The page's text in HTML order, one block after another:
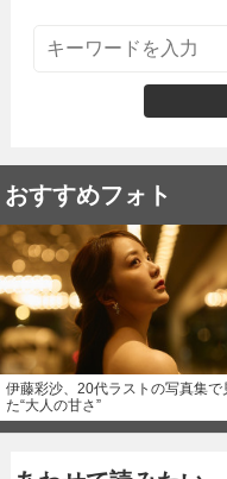
おすすめフォト
伊藤彩沙、20代ラストの写真集で
た“大人の甘さ”